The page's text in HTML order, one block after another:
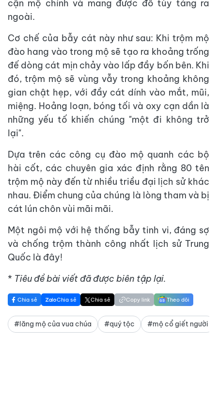
cận mộ chính và mang được đồ tùy táng ra
ngoài.
Cơ chế của bẫy cát này như sau: Khi trộm mộ
đào hang vào trong mộ sẽ tạo ra khoảng trống
đế dòng cát mịn chảy vào lấp đầy bốn bên. Khi
đó, trộm mộ sẽ vùng vẫy trong khoảng không
gian chật hẹp, với đầy cát dính vào mắt, mũi,
miệng. Hoảng loạn, bóng tối và oxy cạn dần là
những yếu tố khiến chúng "một đi không trở
lại".
Dựa trên các công cụ đào mộ quanh các bộ
hài cốt, các chuyên gia xác định rằng 80 tên
trộm mộ này đến từ nhiều triều đại lịch sử khác
nhau. Điểm chung của chúng là lòng tham và bị
cát lún chôn vùi mãi mãi.
Một ngôi mộ với hệ thống bẫy tinh vi, đáng sợ
và chống trộm thành công nhất lịch sử Trung
Quốc là đây!
* Tiêu đề bài viết đã được biên tập lại.
Chia sẻ Chia sẻ Chia sẻ Copy link Theo dõi
#lăng mộ của vua chúa #quý tộc #mộ cổ giết người